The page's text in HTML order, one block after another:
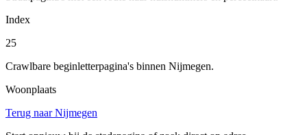
Index
25
Crawlbare beginletterpagina's binnen Nijmegen.
Woonplaats
Terug naar Nijmegen